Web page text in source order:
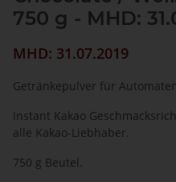
750 g - MHD:
MHD: 31.07.2019
Getränkepulver für Automaten
Instant Kakao
alle Kakao-Liebhaber.
750 g Beutel.